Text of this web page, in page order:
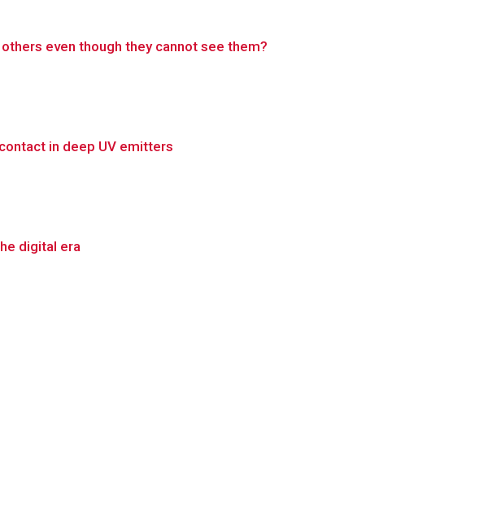
even though they cannot see them?
in deep UV emitters
digital era